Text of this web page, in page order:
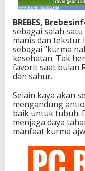
BREBES,
sebagai salah
manis dan tekstur
sebagai “kurma
kesehatan. Tak
favorit saat bulan
dan sahur.
Selain kaya akan
mengandung
baik untuk tubuh.
menjaga daya
manfaat kurma